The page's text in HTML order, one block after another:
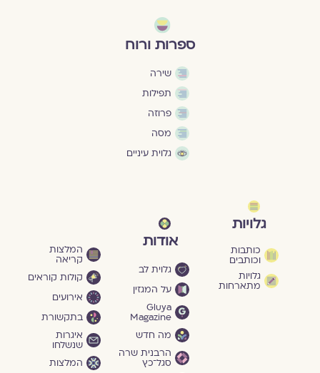
ספרות ורוח
שירה
תפילות
פרוזה
מסה
גלוית עיניים
גלויות
כותבות
וכותבים
גלויות
מתארחות
אודות
גלוית לב
על המגזין
Gluya
Magazine
מה חדש
הרבנית שרה
סגל־כץ
המלצות
קריאה
קולות קוראים
אירועים
בתקשורת
איגרות
שנשלחו
המלצות